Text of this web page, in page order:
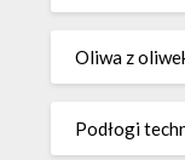
Oliwa z
Podłogi